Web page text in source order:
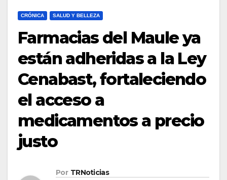
CRÓNICA SALUD Y BELLEZA
Farmacias del Maule ya
están adheridas a la Ley
Cenabast, fortaleciendo
el acceso a
medicamentos a precio
justo
Por TRNoticias